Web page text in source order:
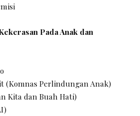
Pada Anak dan
(Komnas Perlindungan Anak)
Kita dan Buah Hati)